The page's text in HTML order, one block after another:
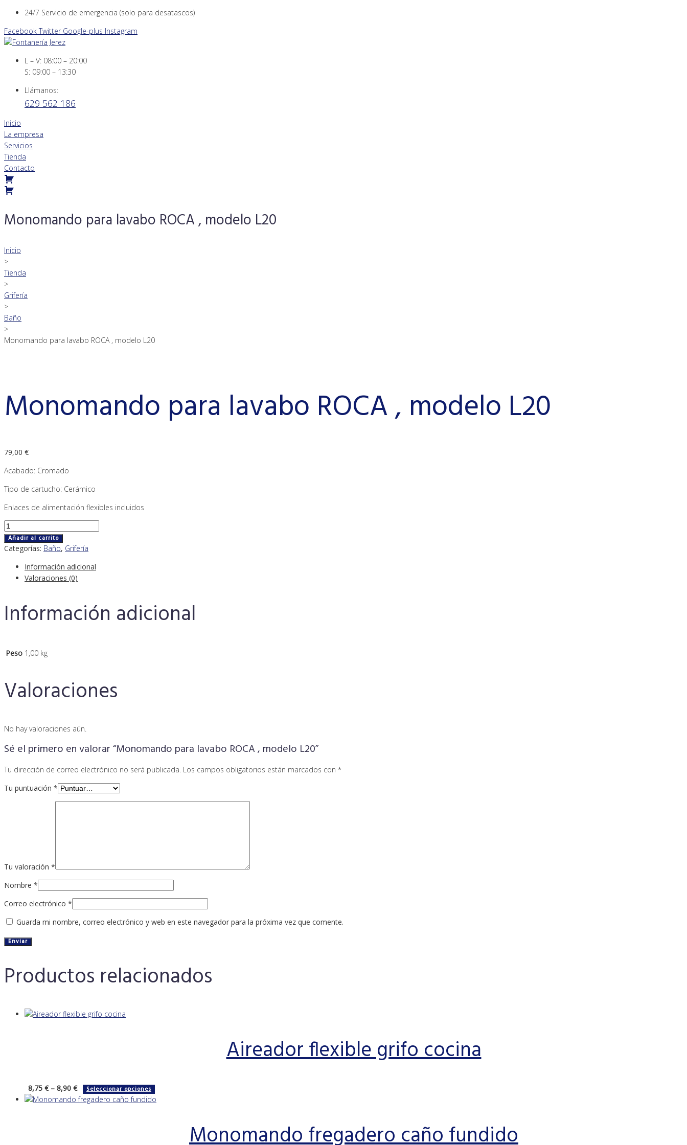
Skip
content
24/7 Servicio de emergencia (solo para desatascos)
Facebook Twitter Google-plus Instagram
L – V: 08:00 – 20:00
S: 09:00 – 13:30
Llámanos:
629 562 186
Inicio
La empresa
Servicios
Tienda
Contacto
Monomando para lavabo ROCA , modelo L20
Inicio
>
Tienda
>
Grifería
>
Baño
>
Monomando para lavabo ROCA , modelo L20
Monomando para lavabo ROCA , modelo L20
79,00 €
Acabado: Cromado
Tipo de cartucho: Cerámico
Enlaces de alimentación flexibles incluidos
Monomando
para
lavabo
modelo
cantidad
Añadir al carrito
Categorías: Baño, Grifería
Información adicional
Valoraciones (0)
Información adicional
Peso 1,00 kg
Valoraciones
No hay valoraciones aún.
Sé el primero en valorar “Monomando para lavabo ROCA , modelo L20”
Tu dirección de correo electrónico no será publicada. Los campos obligatorios están marcados con *
Tu puntuación *
Tu valoración *
Nombre *
Correo electrónico *
Guarda mi nombre, correo electrónico y web en este navegador para la próxima vez que comente.
Productos relacionados
Aireador flexible grifo cocina
8,75 €– 8,90 € Seleccionar opciones Este
producto
Monomando fregadero caño fundido